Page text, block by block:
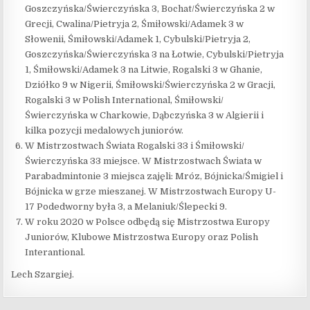
Goszczyńska/Świerczyńska 3, Bochat/Świerczyńska 2 w
Grecji, Cwalina/Pietryja 2, Śmiłowski/Adamek 3 w
Słowenii, Śmiłowski/Adamek 1, Cybulski/Pietryja 2,
Goszczyńska/Świerczyńska 3 na Łotwie, Cybulski/Pietryja
1, Śmiłowski/Adamek 3 na Litwie, Rogalski 3 w Ghanie,
Dziółko 9 w Nigerii, Śmiłowski/Świerczyńska 2 w Gracji,
Rogalski 3 w Polish International, Śmiłowski/
Świerczyńska w Charkowie, Dąbczyńska 3 w Algierii i
kilka pozycji medalowych juniorów.
W Mistrzostwach Świata Rogalski 33 i Śmiłowski/
Świerczyńska 33 miejsce. W Mistrzostwach Świata w
Parabadmintonie 3 miejsca zajęli: Mróz, Bójnicka/Śmigiel i
Bójnicka w grze mieszanej. W Mistrzostwach Europy U-
17 Podedworny była 3, a Melaniuk/Ślepecki 9.
W roku 2020 w Polsce odbędą się Mistrzostwa Europy
Juniorów, Klubowe Mistrzostwa Europy oraz Polish
Interantional.
Lech Szargiej.